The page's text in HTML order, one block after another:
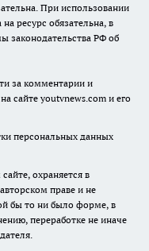
При использовании
ресурс обязательна, в
законодательства РФ об
за комментарии и
сайте youtvnews.com и его
персональных данных
охраняется в
праве и не
бы то ни было форме, в
переработке не иначе